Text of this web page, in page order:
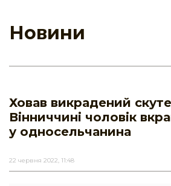
Новини
Ховав викрадений
Вінниччині чоловік
у односельчанина
22 червня 2022, 11:48